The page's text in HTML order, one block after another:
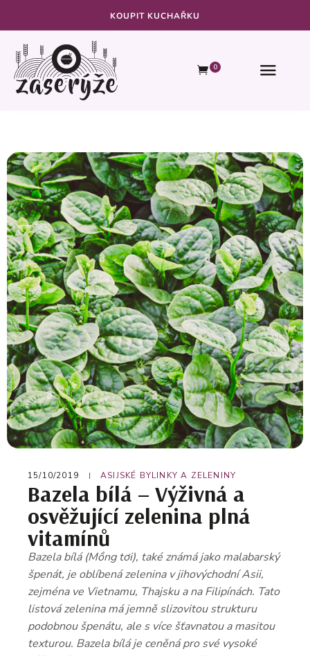
KOUPIT KUCHAŘKU
0
15/10/2019 ASIJSKÉ BYLINKY A ZELENINY
Bazela bílá – Výživná a
osvěžující zelenina plná
vitamínů
Bazela bílá (Mồng tơi), také známá jako malabarský
špenát, je oblíbená zelenina v jihovýchodní Asii,
zejména ve Vietnamu, Thajsku a na Filipínách. Tato
listová zelenina má jemně slizovitou strukturu
podobnou špenátu, ale s více šťavnatou a masitou
texturou. Bazela bílá je ceněná pro své vysoké